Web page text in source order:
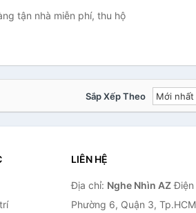
tận nhà miễn phí, thu hộ
Sắp Xếp Theo
LIÊN HỆ
Địa chỉ: Nghe Nhìn AZĐiện
Phường 6, Quận 3, Tp.HCM